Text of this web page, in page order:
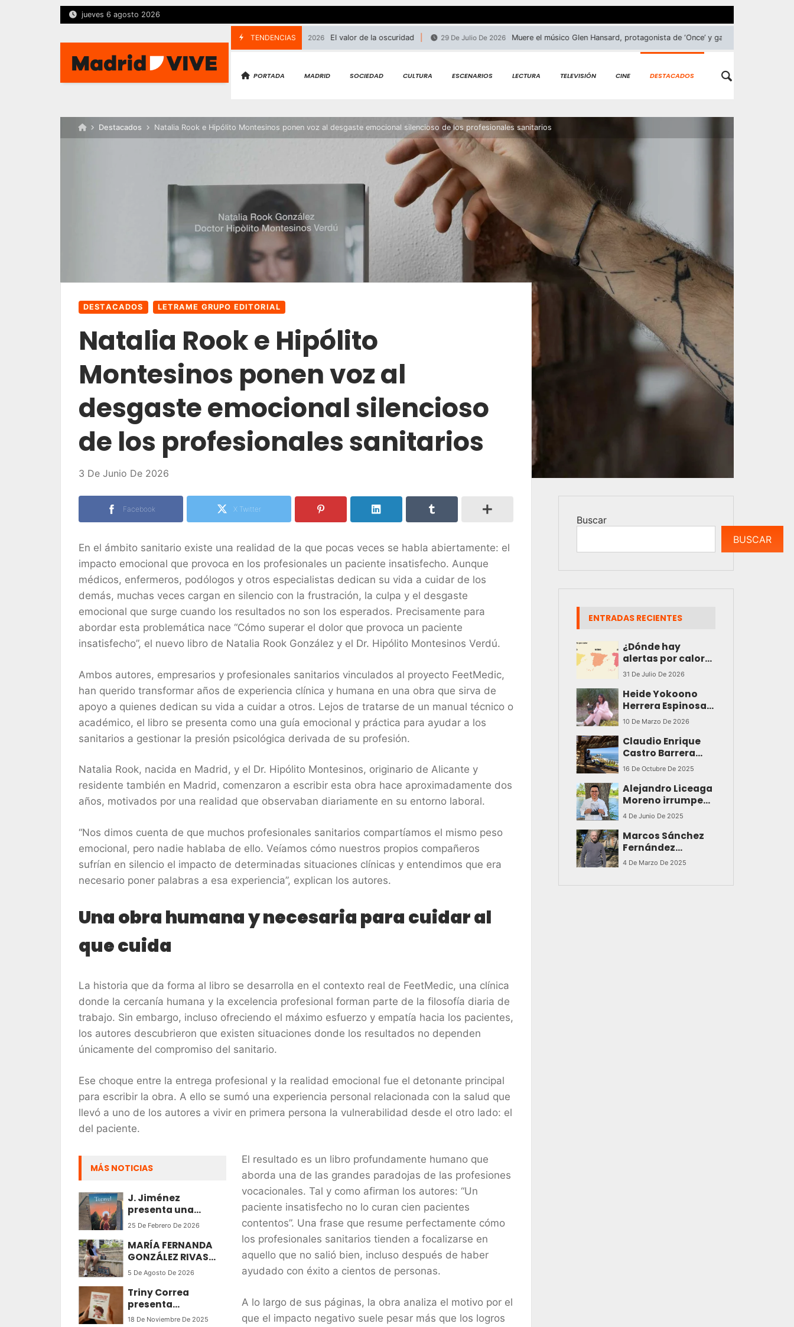
jueves 6 agosto 2026
TENDENCIAS
30 De Julio De 2026 El valor de la oscuridad 29 De Julio De 2026 Muere el músico Glen Hansard, protagonista de ‘Once’ y ganador del Oscar, tras un
PORTADA MADRID SOCIEDAD CULTURA ESCENARIOS LECTURA TELEVISIÓN CINE DESTACADOS
Destacados Natalia Rook e Hipólito Montesinos ponen voz al desgaste emocional silencioso de los profesionales sanitarios
DESTACADOS LETRAME GRUPO EDITORIAL
Natalia Rook e Hipólito
Montesinos ponen voz al
desgaste emocional silencioso
de los profesionales sanitarios
3 De Junio De 2026
Facebook X Twitter
En el ámbito sanitario existe una realidad de la que pocas veces se habla abiertamente: el
impacto emocional que provoca en los profesionales un paciente insatisfecho. Aunque
médicos, enfermeros, podólogos y otros especialistas dedican su vida a cuidar de los
demás, muchas veces cargan en silencio con la frustración, la culpa y el desgaste
emocional que surge cuando los resultados no son los esperados. Precisamente para
abordar esta problemática nace “Cómo superar el dolor que provoca un paciente
insatisfecho”, el nuevo libro de Natalia Rook González y el Dr. Hipólito Montesinos Verdú.
Ambos autores, empresarios y profesionales sanitarios vinculados al proyecto FeetMedic,
han querido transformar años de experiencia clínica y humana en una obra que sirva de
apoyo a quienes dedican su vida a cuidar a otros. Lejos de tratarse de un manual técnico o
académico, el libro se presenta como una guía emocional y práctica para ayudar a los
sanitarios a gestionar la presión psicológica derivada de su profesión.
Natalia Rook, nacida en Madrid, y el Dr. Hipólito Montesinos, originario de Alicante y
residente también en Madrid, comenzaron a escribir esta obra hace aproximadamente dos
años, motivados por una realidad que observaban diariamente en su entorno laboral.
“Nos dimos cuenta de que muchos profesionales sanitarios compartíamos el mismo peso
emocional, pero nadie hablaba de ello. Veíamos cómo nuestros propios compañeros
sufrían en silencio el impacto de determinadas situaciones clínicas y entendimos que era
necesario poner palabras a esa experiencia”, explican los autores.
Una obra humana y necesaria para cuidar al
que cuida
La historia que da forma al libro se desarrolla en el contexto real de FeetMedic, una clínica
donde la cercanía humana y la excelencia profesional forman parte de la filosofía diaria de
trabajo. Sin embargo, incluso ofreciendo el máximo esfuerzo y empatía hacia los pacientes,
los autores descubrieron que existen situaciones donde los resultados no dependen
únicamente del compromiso del sanitario.
Ese choque entre la entrega profesional y la realidad emocional fue el detonante principal
para escribir la obra. A ello se sumó una experiencia personal relacionada con la salud que
llevó a uno de los autores a vivir en primera persona la vulnerabilidad desde el otro lado: el
del paciente.
MÁS NOTICIAS
J. Jiménez
presenta una
fábula
que transforma la
adversidad en
esperanza
25 De Febrero De 2026
MARÍA FERNANDA
GONZÁLEZ RIVAS
PRESENTA ‘EL AMOR
QUE ME SALVÓ’, UNA
NOVELA EMOTIVA Y
TRANSFORMADORA
SOBRE LAS
5 De Agosto De 2026
Triny Correa
presenta
Cardiología Fácil
18 De Noviembre De 2025
El resultado es un libro profundamente humano que
aborda una de las grandes paradojas de las profesiones
vocacionales. Tal y como afirman los autores: “Un
paciente insatisfecho no lo curan cien pacientes
contentos”. Una frase que resume perfectamente cómo
los profesionales sanitarios tienden a focalizarse en
aquello que no salió bien, incluso después de haber
ayudado con éxito a cientos de personas.
A lo largo de sus páginas, la obra analiza el motivo por el
que el impacto negativo suele pesar más que los logros
Buscar
BUSCAR
ENTRADAS RECIENTES
¿Dónde hay
alertas por calor?
Consulte en qué
riesgo para la
salud
31 De Julio De 2026
Heide Yokoono
Herrera Espinosa
convierte el dolor
obra
profundamente
emocional
10 De Marzo De 2026
Claudio Enrique
Castro Barrera
sorprende con
trasciende el alma
16 De Octubre De 2025
Alejandro Liceaga
Moreno irrumpe
en el panorama
poderoso
testimonio de
transformación
4 De Junio De 2025
Marcos Sánchez
Fernández
sorprende con su
«Una historia
4 De Marzo De 2025